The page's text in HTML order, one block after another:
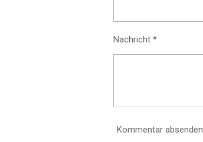
Nachricht *
Kommentar absenden